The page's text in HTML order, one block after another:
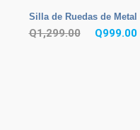
Silla de Ruedas de Metal
Q1,299.00 Q999.00El